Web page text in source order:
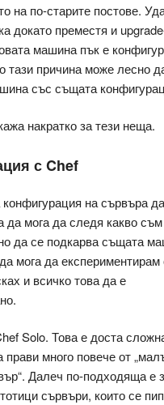
на по-старите постове.
докато преместя и
машина пък е
тази причина може лесно
със същата
накратко за тези неща.
с Chef
на сървъра
да мога да следя какво
да се подкарва същата
мога да експериментирам
и всичко това да е
Solo. Това е доста
прави много повече от
Далеч по-подходяща е
сървъри, които се